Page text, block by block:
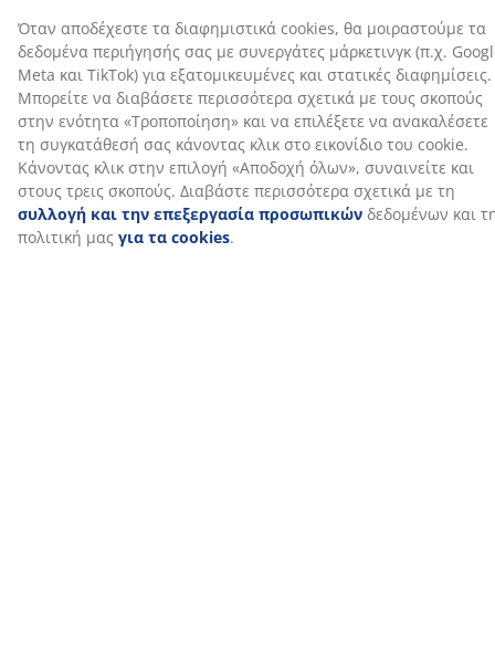
Αδιάβροχη
Το στέγαστρο είναι ανθεκτικό στο νερό, γεγονός που
σας επιτρέπει να απολαμβάνετε τον υπαίθριο χώρο
σας χωρίς να ανησυχείτε για ελαφριά βροχή ή δροσιά.
Εξαερισμός
Ένας εξαερισμός στην κορυφή του σκέπαστρου
μειώνει την πίεση του ανέμου και επιτρέπει την
κυκλοφορία του αέρα. Επομένως, η ομπρέλα είναι